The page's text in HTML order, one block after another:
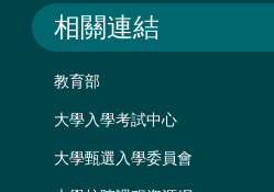
相關連結
教育部
大學入學考試中心
大學甄選入學委員會